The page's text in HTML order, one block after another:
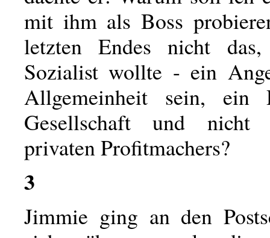
mit ihm als Boss
letzten Endes nicht
Sozialist wollte - ein
Allgemeinheit sein, ein
Gesellschaft und nicht
privaten Profitmachers?
3
Jimmie ging an den